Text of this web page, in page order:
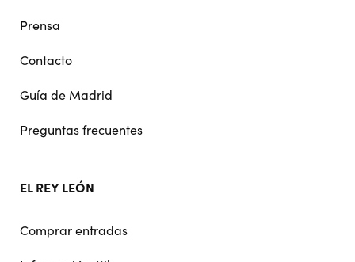
Prensa
Contacto
Guía de Madrid
Preguntas frecuentes
EL REY LEÓN
Comprar entradas